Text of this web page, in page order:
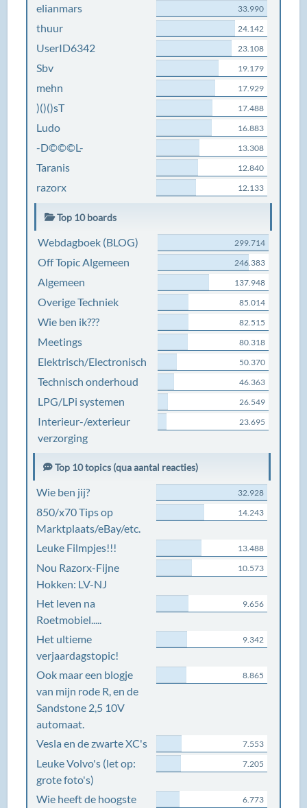
elianmars 33.990
thuur 24.142
UserID6342 23.108
Sbv 19.179
mehn 17.929
)()()sT 17.488
Ludo 16.883
-D©©©L- 13.308
Taranis 12.840
razorx 12.133
Top 10 boards
Webdagboek (BLOG) 299.714
Off Topic Algemeen 246.383
Algemeen 137.948
Overige Techniek 85.014
Wie ben ik??? 82.515
Meetings 80.318
Elektrisch/Electronisch 50.370
Technisch onderhoud 46.363
LPG/LPi systemen 26.549
Interieur-/exterieur
verzorging
23.695
Top 10 topics (qua aantal reacties)
Wie ben jij? 32.928
850/x70 Tips op
Marktplaats/eBay/etc.
14.243
Leuke Filmpjes!!! 13.488
Nou Razorx-Fijne
Hokken: LV-NJ
10.573
Het leven na
Roetmobiel.....
9.656
Het ultieme
verjaardagstopic!
9.342
Ook maar een blogje
van mijn rode R, en de
Sandstone 2,5 10V
automaat.
8.865
Vesla en de zwarte XC's 7.553
Leuke Volvo's (let op:
grote foto's)
7.205
Wie heeft de hoogste 6.773